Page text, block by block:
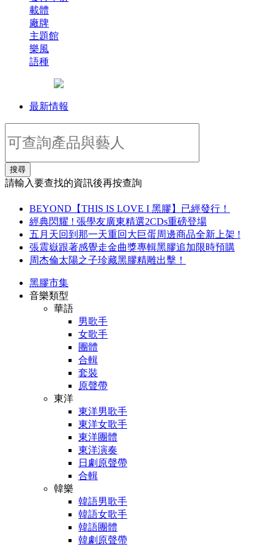
載體
廠牌
主題館
樂風
語種
最新情報
搜尋
請輸入要查找的資訊後再按查詢
BEYOND【THIS IS LOVE I 黑膠】已經發行！
經典閃耀 ! 張學友廣東精選2CDs重磅登場
五月天回到那一天重回大巨蛋周邊商品全新上架 !
張震嶽跟著感覺走金曲獎專輯黑膠追加限時預購
周杰倫太陽之子珍藏黑膠精雕出擊！
黑膠市集
音樂類型
華語
男歌手
女歌手
團體
合輯
套裝
原聲帶
東洋
東洋男歌手
東洋女歌手
東洋團體
東洋演奏
日劇原聲帶
合輯
韓樂
韓語男歌手
韓語女歌手
韓語團體
韓劇原聲帶